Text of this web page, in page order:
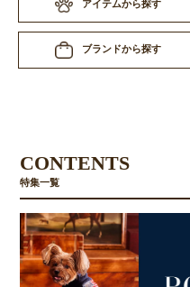
アイテムから探す
ブランドから探す
CONTENTS
特集一覧